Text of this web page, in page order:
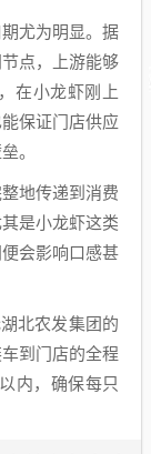
尤为明显。据
点，上游能够
在小龙虾刚上
保证门店供应
。
地传递到消费
是小龙虾这类
会影响口感甚
北农发集团的
到门店的全程
内，确保每只